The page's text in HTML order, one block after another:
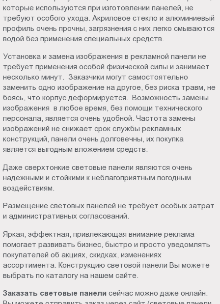
которые используются при изготовлении панелей, не
требуют особого ухода. Акриловое стекло и алюминиевый
профиль очень прочны, загрязнения с них легко смываются
водой без применения специальных средств.
Установка и замена изображения в рекламной панели не
требует применения особой физической силы и занимает
несколько минут. Заказчики могут самостоятельно
заменить одно изображение на другое, без риска травм, не
боясь, что корпус деформируется. Возможность замены
изображения в любое время, без помощи технического
персонала, является очень удобной. Частота замены
изображений не снижает срок службы рекламных
конструкций, панели очень долговечны, их покупка
является выгодным вложением средств.
Даже сверхтонкие световые панели являются очень
надежными и стойкими к неблагоприятным погодным
воздействиям.
Размещение световых панелей не требует особых затрат
и административных согласований.
Яркая, эффектная, привлекающая внимание реклама
помогает развивать бизнес, быстро и просто уведомлять
покупателей об акциях, скидках, изменениях
ассортимента. Конструкцию световой панели Вы можете
выбрать по каталогу на нашем сайте.
Заказать световые панели сейчас можно даже онлайн.